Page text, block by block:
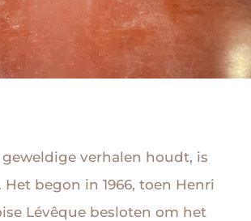
geweldige verhalen houdt, is
begon in 1966, toen Henri
Lévêque besloten om het